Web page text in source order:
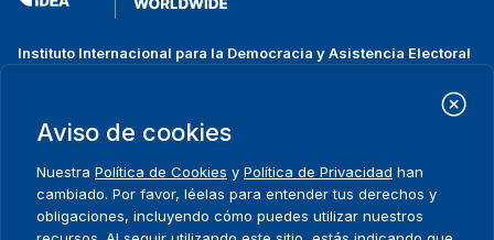
Instituto Internacional para la Democracia y Asistencia Electoral
Strömsborgsbron 1
SE-103 34 Estocolmo
Suecia
Teléfono
+46 8 698 37 00
Aviso de cookies
Nuestra Política de Cookies y Política de Privacidad han
cambiado. Por favor, léelas para entender tus derechos y
obligaciones, incluyendo cómo puedes utilizar nuestros